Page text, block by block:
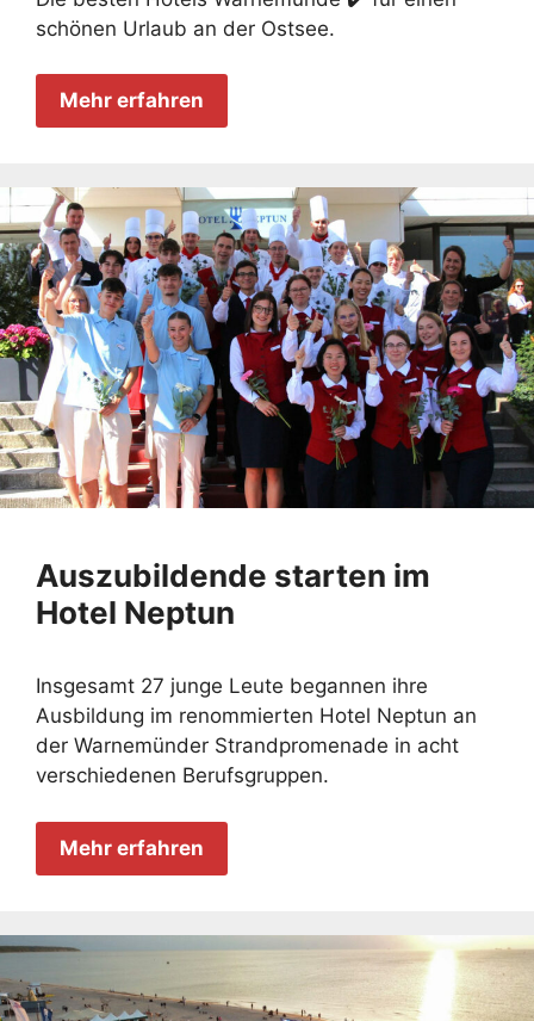
schönen Urlaub an der Ostsee.
Mehr erfahren
Auszubildende starten im
Hotel Neptun
Insgesamt 27 junge Leute begannen ihre
Ausbildung im renommierten Hotel Neptun an
der Warnemünder Strandpromenade in acht
verschiedenen Berufsgruppen.
Mehr erfahren